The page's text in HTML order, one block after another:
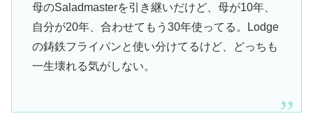
母のSaladmasterを引き継いだけど、母が10年、
自分が20年、合わせてもう30年使ってる。Lodge
の鋳鉄フライパンと使い分けてるけど、どっちも
一生壊れる気がしない。